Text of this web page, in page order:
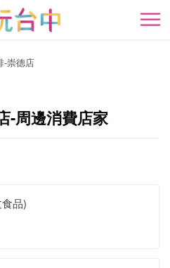
開
-崇德店
-周邊消費店家
品)